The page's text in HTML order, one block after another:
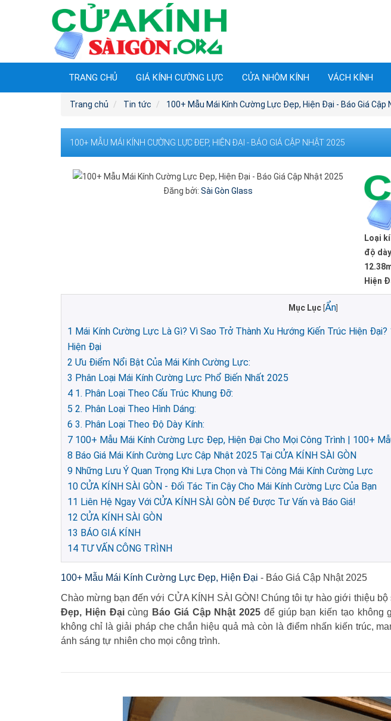
TRANG CHỦ GIÁ KÍNH CƯỜNG LỰC CỬA NHÔM KÍNH VÁCH KÍNH
Trang chủ Tin tức 100+ Mẫu Mái Kính Cường Lực Đẹp, Hiện Đại - Báo Giá Cập
100+ MẪU MÁI KÍNH CƯỜNG LỰC ĐẸP, HIỆN ĐẠI - BÁO GIÁ CẬP NHẬT 2025
Đăng bởi:Sài Gòn Glass
Loại
độ
Hiện
Mục Lục Ẩn
1 Mái Kính Cường Lực Là Gì? Vì Sao Trở Thành Xu Hướng Kiến Trúc Hiện
Hiện Đại
2 Ưu Điểm Nổi Bật Của Mái Kính Cường Lực:
3 Phân Loại Mái Kính Cường Lực Phổ Biến Nhất 2025
4 1. Phân Loại Theo Cấu Trúc Khung Đỡ:
5 2. Phân Loại Theo Hình Dáng:
6 3. Phân Loại Theo Độ Dày Kính:
7 100+ Mẫu Mái Kính Cường Lực Đẹp, Hiện Đại Cho Mọi Công Trình | 100+
8 Báo Giá Mái Kính Cường Lực Cập Nhật 2025 Tại CỬA KÍNH SÀI GÒN
9 Những Lưu Ý Quan Trọng Khi Lựa Chọn và Thi Công Mái Kính Cường Lực
10 CỬA KÍNH SÀI GÒN - Đối Tác Tin Cậy Cho Mái Kính Cường Lực Của Bạn
11 Liên Hệ Ngay Với CỬA KÍNH SÀI GÒN Để Được Tư Vấn và Báo Giá!
12 CỬA KÍNH SÀI GÒN
13 BÁO GIÁ KÍNH
14 TƯ VẤN CÔNG TRÌNH
100+ Mẫu Mái Kính Cường Lực Đẹp, Hiện Đại - Báo Giá Cập Nhật 2025
Chào mừng bạn đến với CỬA KÍNH SÀI GÒN! Chúng tôi tự hào giới thiệu bộ
Đẹp, Hiện Đạicùng Báo Giá Cập Nhật 2025 để giúp bạn kiến tạo không
không chỉ là giải pháp che chắn hiệu quả mà còn là điểm nhấn kiến trúc,
ánh sáng tự nhiên cho mọi công trình.